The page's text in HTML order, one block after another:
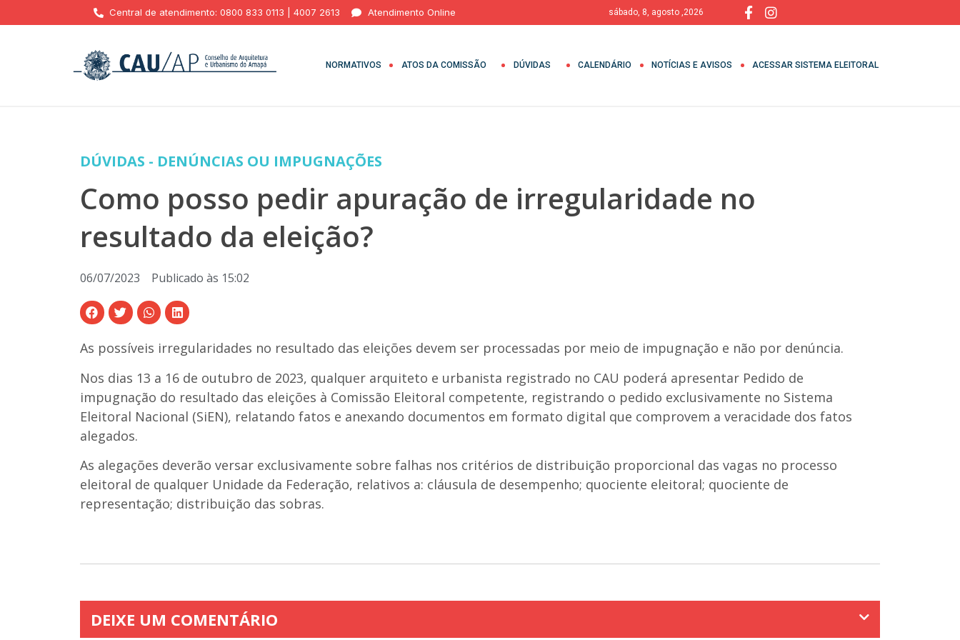
Central de atendimento: 0800 833 0113 | 4007 2613 Atendimento Online sábado, 8, agosto ,2026
NORMATIVOS ATOS DA COMISSÃO DÚVIDAS CALENDÁRIO NOTÍCIAS E AVISOS ACESSAR SISTEMA ELEITORAL
DÚVIDAS - DENÚNCIAS OU IMPUGNAÇÕES
Como posso pedir apuração de irregularidade no
resultado da eleição?
06/07/2023 Publicado às 15:02
As possíveis irregularidades no resultado das eleições devem ser processadas por meio de impugnação e não por denúncia.
Nos dias 13 a 16 de outubro de 2023, qualquer arquiteto e urbanista registrado no CAU poderá apresentar Pedido de
impugnação do resultado das eleições à Comissão Eleitoral competente, registrando o pedido exclusivamente no Sistema
Eleitoral Nacional (SiEN), relatando fatos e anexando documentos em formato digital que comprovem a veracidade dos fatos
alegados.
As alegações deverão versar exclusivamente sobre falhas nos critérios de distribuição proporcional das vagas no processo
eleitoral de qualquer Unidade da Federação, relativos a: cláusula de desempenho; quociente eleitoral; quociente de
representação; distribuição das sobras.
DEIXE UM COMENTÁRIO